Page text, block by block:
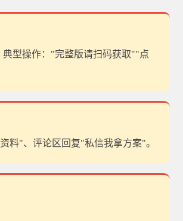
典型操作："完整版请扫码获取""点
料"、评论区回复"私信我拿方案"。